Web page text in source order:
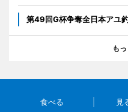
第49回G杯争奪全日本アユ
も
食べる 見